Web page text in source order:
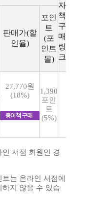
자
책
구
매
링
크
판매가(할
인율)
포인
트
(포
인트
몰)
27,770원
(18%)
1,390
포인
트
(5%)
서점 회원인 경
는 온라인 서점에
지 않을 수 있습